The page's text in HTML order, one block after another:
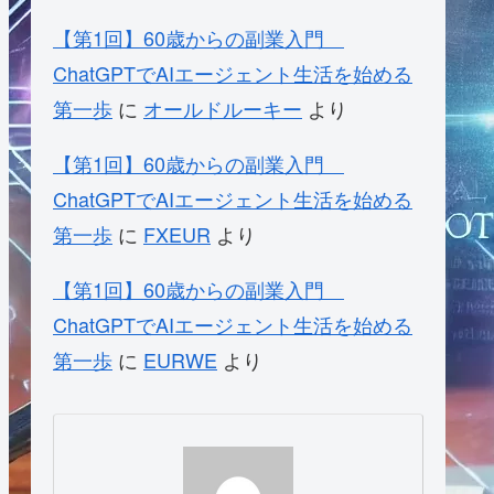
【第1回】60歳からの副業入門
ChatGPTでAIエージェント生活を始める
第一歩 に オールドルーキー より
【第1回】60歳からの副業入門
ChatGPTでAIエージェント生活を始める
第一歩 に FXEUR より
【第1回】60歳からの副業入門
ChatGPTでAIエージェント生活を始める
第一歩 に EURWE より